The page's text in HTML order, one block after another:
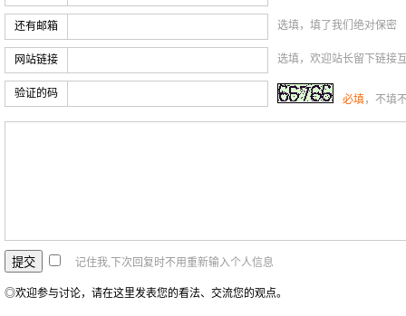
还有邮箱 选填，填了我们绝对保密
网站链接 选填，欢迎站长留下链接
验证的码 必填，不填
记住我,下次回复时不用重新输入个人信息
◎欢迎参与讨论，请在这里发表您的看法、交流您的观点。